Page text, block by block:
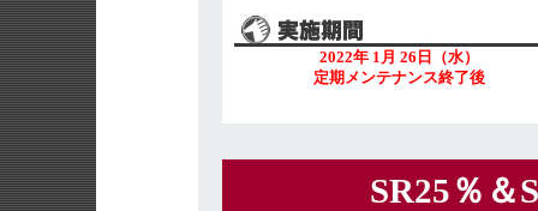
2022年 1月 26日（水）
定期メンテナンス終了後
SR25％＆